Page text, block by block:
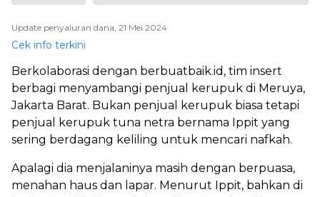
Update penyaluran dana, 21 Mei 2024
Cek info terkini
Berkolaborasi dengan berbuatbaik.id, tim insert
berbagi menyambangi penjual kerupuk di Meruya,
Jakarta Barat. Bukan penjual kerupuk biasa tetapi
penjual kerupuk tuna netra bernama Ippit yang
sering berdagang keliling untuk mencari nafkah.
Apalagi dia menjalaninya masih dengan berpuasa,
menahan haus dan lapar. Menurut Ippit, bahkan di